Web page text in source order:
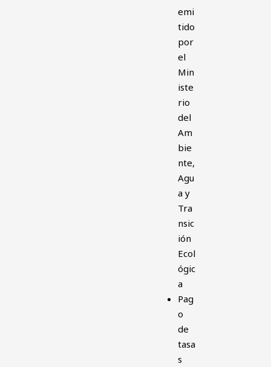
emi
tido
por
el
Min
iste
rio
del
Am
bie
nte,
Agu
a y
Tra
nsic
ión
Ecol
ógic
a
Pag
o
de
tasa
s